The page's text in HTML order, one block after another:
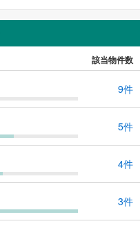
該当物件数
9件
5件
4件
3件